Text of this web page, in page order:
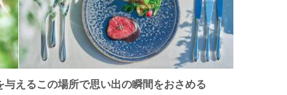
えるこの場所で思い出の瞬間をおさめる